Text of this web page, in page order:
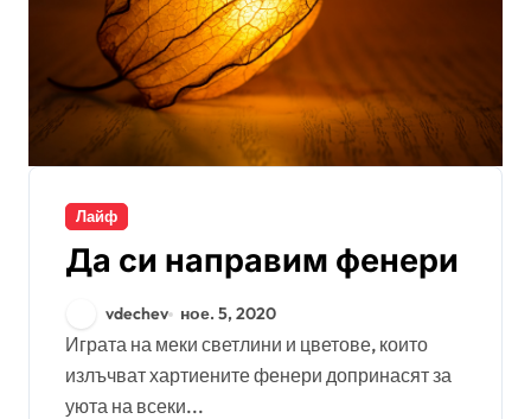
Лайф
Да си направим фенери
vdechev ное. 5, 2020
Играта на меки светлини и цветове, които
излъчват хартиените фенери допринасят за
уюта на всеки...